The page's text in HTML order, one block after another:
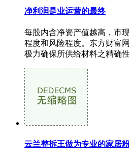
净利润是业运营的最终
每股内含净资产值越高，市
程度和风险程度。东方财富
极力确保所供给材料之精确
云兰整拆王做为专业的家居